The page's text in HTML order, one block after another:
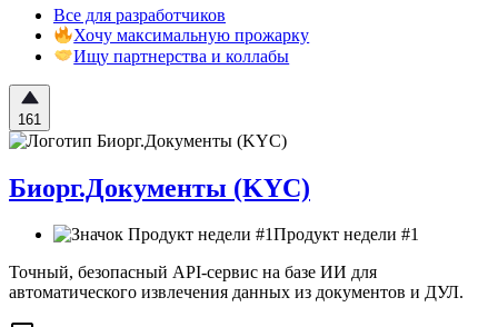
Все для разработчиков
Хочу максимальную прожарку
Ищу партнерства и коллабы
161
Биорг.Документы (KYC)
Продукт недели #1
Точный, безопасный API-сервис на базе ИИ для
автоматического извлечения данных из документов и ДУЛ.